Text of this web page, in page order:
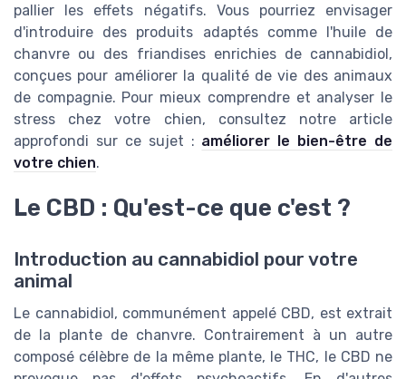
pallier les effets négatifs. Vous pourriez envisager
d'introduire des produits adaptés comme l'huile de
chanvre ou des friandises enrichies de cannabidiol,
conçues pour améliorer la qualité de vie des animaux
de compagnie. Pour mieux comprendre et analyser le
stress chez votre chien, consultez notre article
approfondi sur ce sujet : améliorer le bien-être de
votre chien.
Le CBD : Qu'est-ce que c'est ?
Introduction au cannabidiol pour votre
animal
Le cannabidiol, communément appelé CBD, est extrait
de la plante de chanvre. Contrairement à un autre
composé célèbre de la même plante, le THC, le CBD ne